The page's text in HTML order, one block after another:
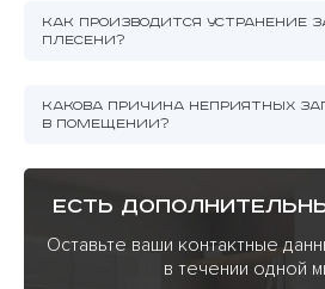
КАК ПРОИЗВОДИТСЯ УСТРАНЕНИЕ
ПЛЕСЕНИ?
КАКОВА ПРИЧИНА НЕПРИЯТНЫХ
В ПОМЕЩЕНИИ?
есть
Оставьте ваши контактные
в течении одной